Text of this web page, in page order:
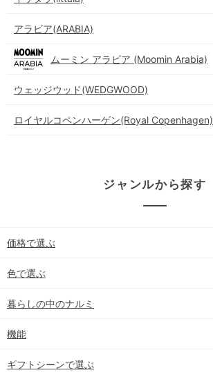
アラビア(ARABIA)
ムーミン アラビア (Moomin Arabia)
ウェッジウッド(WEDGWOOD)
ロイヤルコペンハーゲン(Royal Copenhagen)
ジャンルから探す
価格で選ぶ
色で選ぶ
暮らしの中のナルミ
機能
ギフトシーンで選ぶ